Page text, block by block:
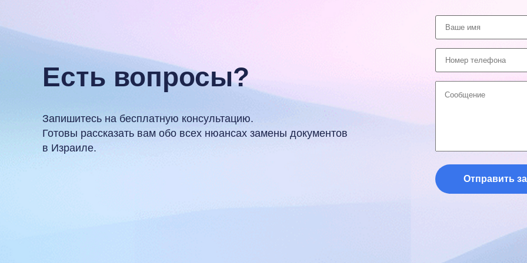
Есть вопросы?
Запишитесь на бесплатную консультацию.
Готовы рассказать вам обо всех нюансах замены документов
в Израиле.
Отправить